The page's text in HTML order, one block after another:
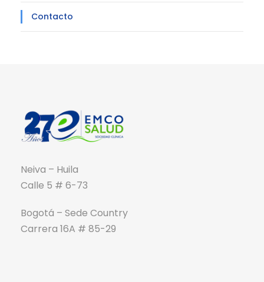
Contacto
Neiva – Huila
Calle 5 # 6-73
Bogotá – Sede Country
Carrera 16A # 85-29